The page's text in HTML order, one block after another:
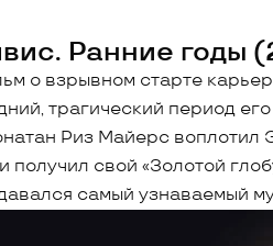
Ранние годы
о взрывном старте
трагический период
Риз Майерс воплотил
получил свой «Золотой
самый узнаваемый